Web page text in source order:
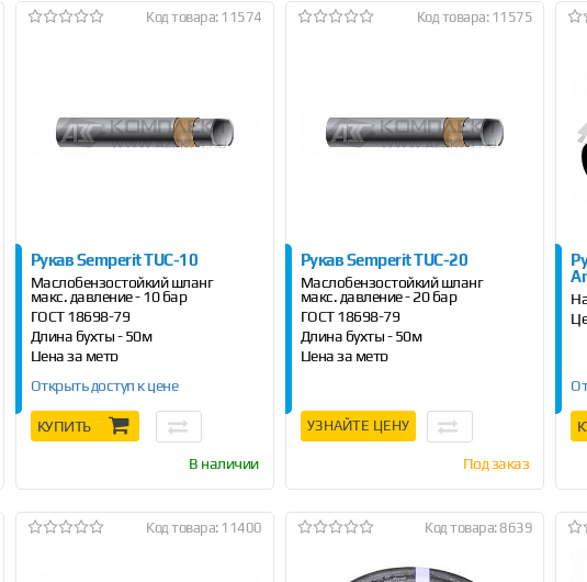
Код товара: 11574
Рукав Semperit TUС-10
Маслобензостойкий шланг
макс. давление - 10 бар
ГОСТ 18698-79
Длина бухты - 50м
Цена за метр
Открыть доступ к цене
КУПИТЬ
В наличии
Код товара: 11575
Рукав Semperit TUС-20
Маслобензостойкий шланг
макс. давление - 20 бар
ГОСТ 18698-79
Длина бухты - 50м
Цена за метр
УЗНАЙТЕ ЦЕНУ
Под заказ
Код товара: 11400 Код товара: 8639